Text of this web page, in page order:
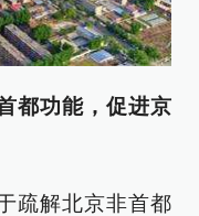
都功能，促进京
疏解北京非首都